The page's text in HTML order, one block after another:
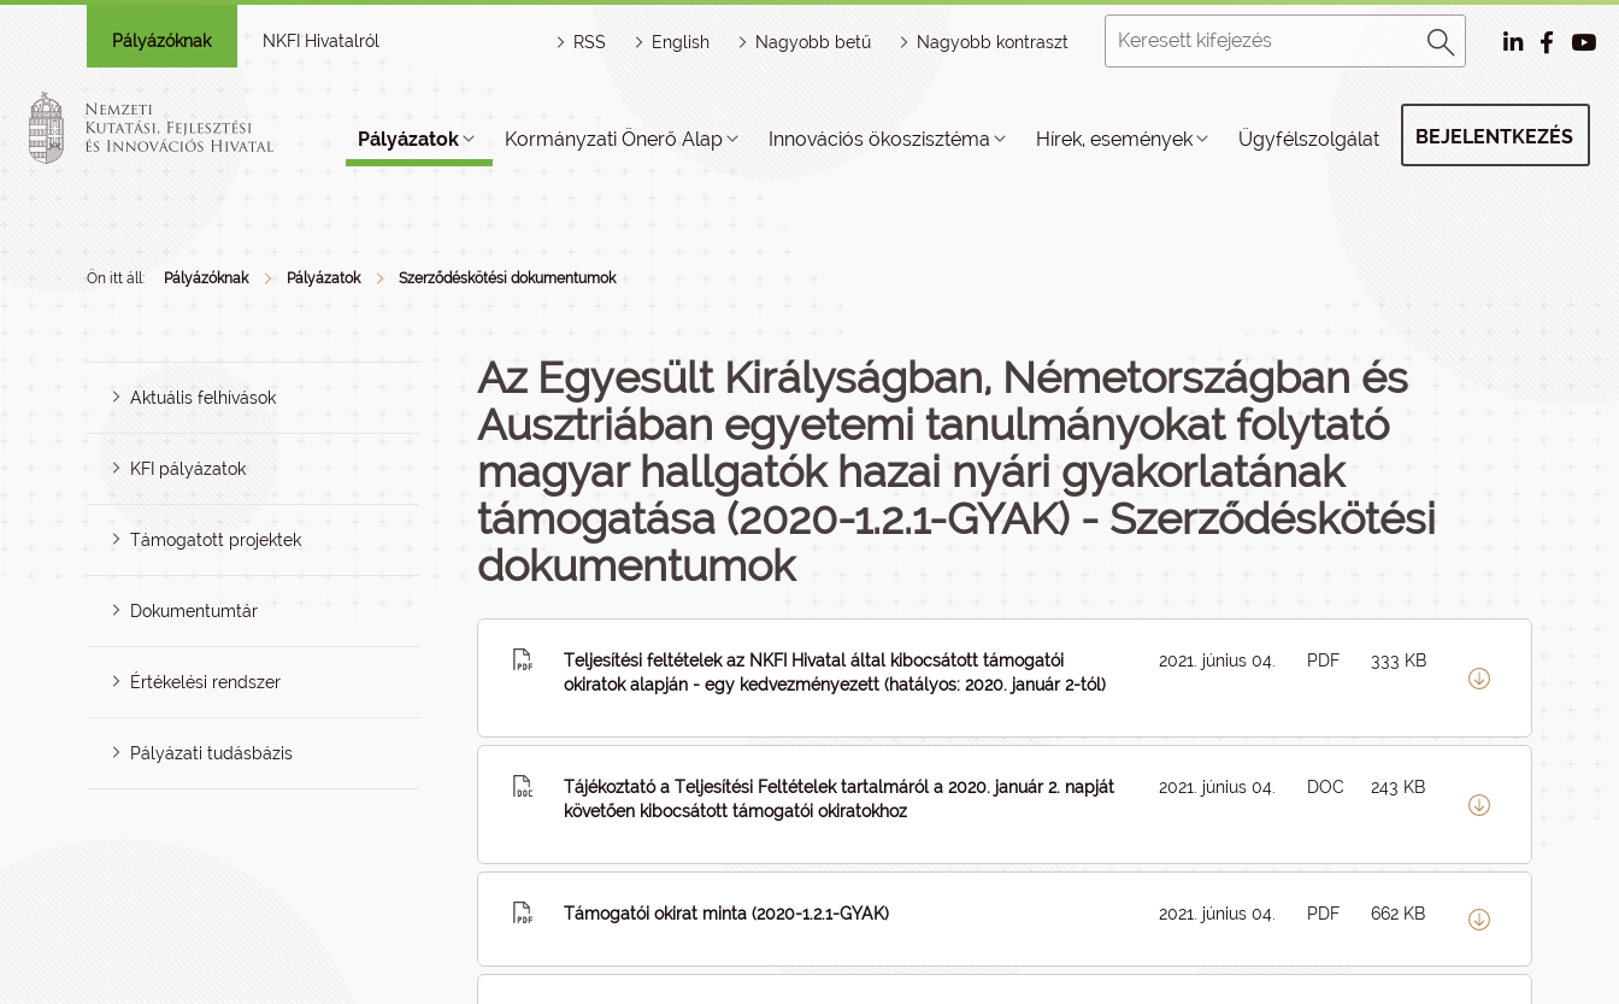
Pályázóknak NKFI Hivatalról RSS English Nagyobb betű Nagyobb kontraszt
Pályázatok Kormányzati Önerő Alap Innovációs ökoszisztéma Hírek, események Ügyfélszolgálat BEJELENTKEZÉS
Ön itt áll: Pályázóknak Pályázatok Szerződéskötési dokumentumok
Aktuális felhívások
KFI pályázatok
Támogatott projektek
Dokumentumtár
Értékelési rendszer
Pályázati tudásbázis
Az Egyesült Királyságban, Németországban és
Ausztriában egyetemi tanulmányokat folytató
magyar hallgatók hazai nyári gyakorlatának
támogatása (2020-1.2.1-GYAK) - Szerződéskötési
dokumentumok
Teljesítési feltételek az NKFI Hivatal által kibocsátott támogatói
okiratok alapján - egy kedvezményezett (hatályos: 2020. január 2-tól)
2021. június 04. PDF 333 KB
Tájékoztató a Teljesítési Feltételek tartalmáról a 2020. január 2. napját
követően kibocsátott támogatói okiratokhoz
2021. június 04. DOC 243 KB
Támogatói okirat minta (2020-1.2.1-GYAK) 2021. június 04. PDF 662 KB